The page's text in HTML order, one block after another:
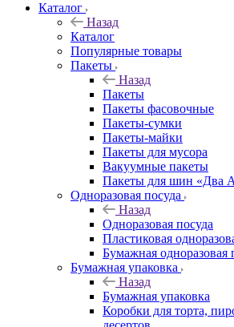
Каталог
Назад
Каталог
Популярные товары
Пакеты
Назад
Пакеты
Пакеты фасовочные
Пакеты-сумки
Пакеты-майки
Пакеты для мусора
Вакуумные пакеты
Пакеты для шин «Два
Одноразовая посуда
Назад
Одноразовая посуда
Пластиковая
Бумажная одноразовая
Бумажная упаковка
Назад
Бумажная упаковка
Коробки для торта,